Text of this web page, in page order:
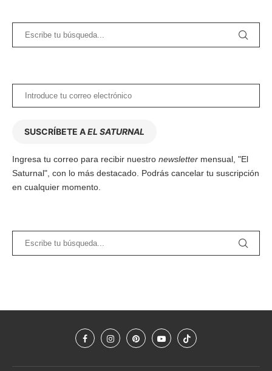
SUSCRÍBETE AEL SATURNAL
Ingresa tu correo para recibir nuestro newsletter mensual, "El
Saturnal", con lo más destacado. Podrás cancelar tu suscripción
en cualquier momento.